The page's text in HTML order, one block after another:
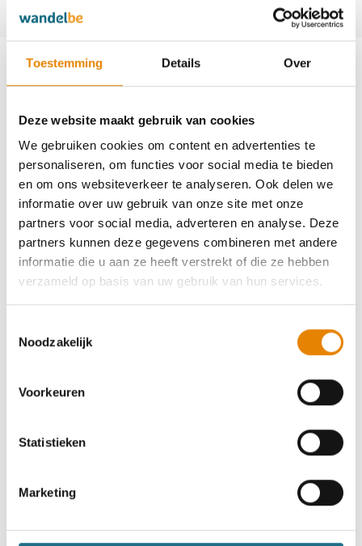
Toestemming Details Over
Deze website maakt gebruik van cookies
We gebruiken cookies om content en advertenties te
personaliseren, om functies voor social media te bieden
en om ons websiteverkeer te analyseren. Ook delen we
informatie over uw gebruik van onze site met onze
partners voor social media, adverteren en analyse. Deze
partners kunnen deze gegevens combineren met andere
informatie die u aan ze heeft verstrekt of die ze hebben
verzameld op basis van uw gebruik van hun services.
Noodzakelijk
Voorkeuren
Statistieken
Marketing
Vliegdentocht
4 km 6 km 12 km 20 km
Zaterdag 12 september 2026
Overpelt (Pelt), Limburg
Zondag 22 november 2026